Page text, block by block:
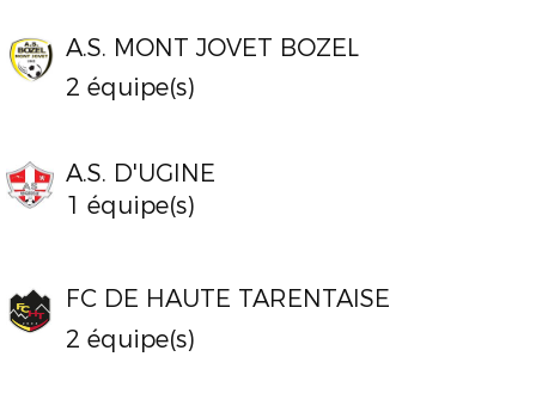
A.S. MONT JOVET BOZEL
2 équipe(s)
A.S. D'UGINE
1 équipe(s)
FC DE HAUTE TARENTAISE
2 équipe(s)